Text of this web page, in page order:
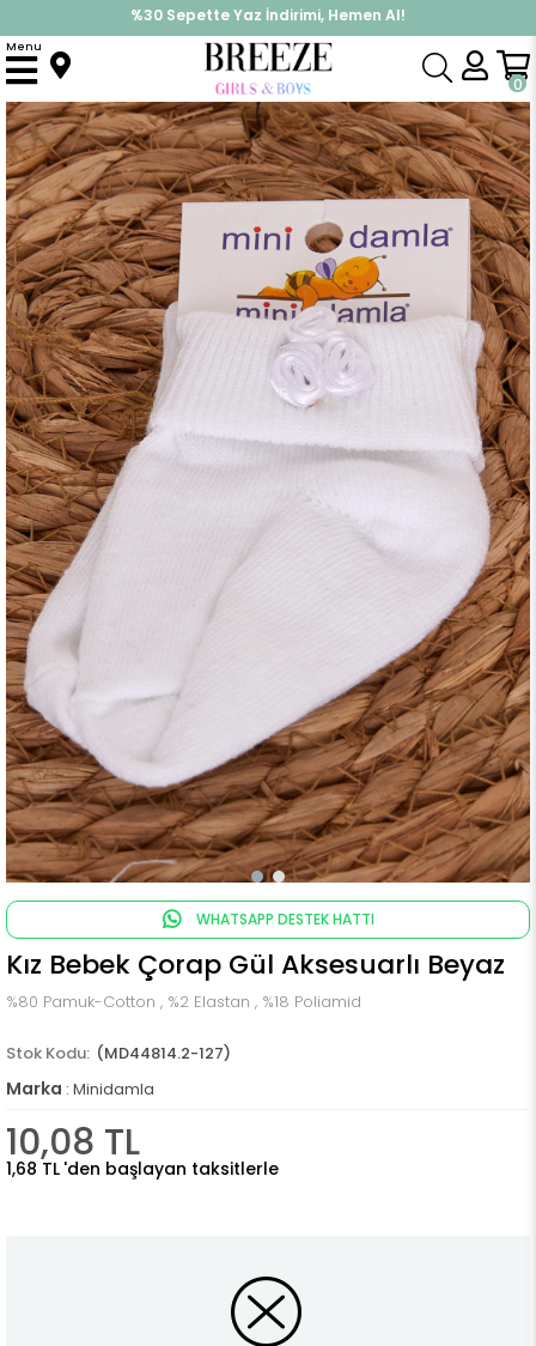
%30 Sepette Yaz İndirimi, Hemen Al!
İndirimlere ek %10 İndirimi Kap, Hemen Üye Ol!
0
Menu
Anasayfa Yenidoğan Çorap
WHATSAPP DESTEK HATTI
Kız Bebek Çorap Gül Aksesuarlı Beyaz
%80 Pamuk-Cotton , %2 Elastan , %18 Poliamid
(MD44814.2-127)
Marka : Minidamla
10,08 TL
1,68 TL 'den başlayan taksitlerle